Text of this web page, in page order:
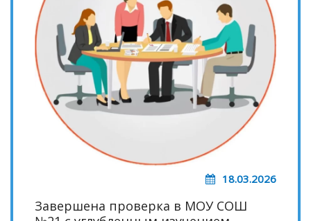
18.03.2026
Завершена проверка в МОУ СОШ